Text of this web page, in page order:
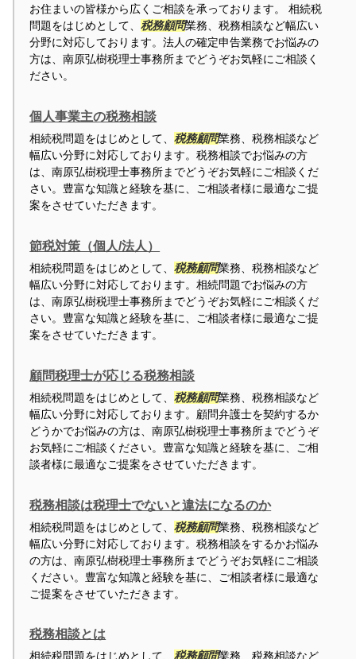
お住まいの皆様から広くご相談を承っております。 相続税
問題をはじめとして、税務顧問業務、税務相談など幅広い
分野に対応しております。法人の確定申告業務でお悩みの
方は、南原弘樹税理士事務所までどうぞお気軽にご相談く
ださい。
個人事業主の税務相談
相続税問題をはじめとして、税務顧問業務、税務相談など
幅広い分野に対応しております。税務相談でお悩みの方
は、南原弘樹税理士事務所までどうぞお気軽にご相談くだ
さい。豊富な知識と経験を基に、ご相談者様に最適なご提
案をさせていただきます。
節税対策（個人/法人）
相続税問題をはじめとして、税務顧問業務、税務相談など
幅広い分野に対応しております。相続問題でお悩みの方
は、南原弘樹税理士事務所までどうぞお気軽にご相談くだ
さい。豊富な知識と経験を基に、ご相談者様に最適なご提
案をさせていただきます。
顧問税理士が応じる税務相談
相続税問題をはじめとして、税務顧問業務、税務相談など
幅広い分野に対応しております。顧問弁護士を契約するか
どうかでお悩みの方は、南原弘樹税理士事務所までどうぞ
お気軽にご相談ください。豊富な知識と経験を基に、ご相
談者様に最適なご提案をさせていただきます。
税務相談は税理士でないと違法になるのか
相続税問題をはじめとして、税務顧問業務、税務相談など
幅広い分野に対応しております。税務相談をするかお悩み
の方は、南原弘樹税理士事務所までどうぞお気軽にご相談
ください。豊富な知識と経験を基に、ご相談者様に最適な
ご提案をさせていただきます。
税務相談とは
相続税問題をはじめとして、税務顧問業務、税務相談など